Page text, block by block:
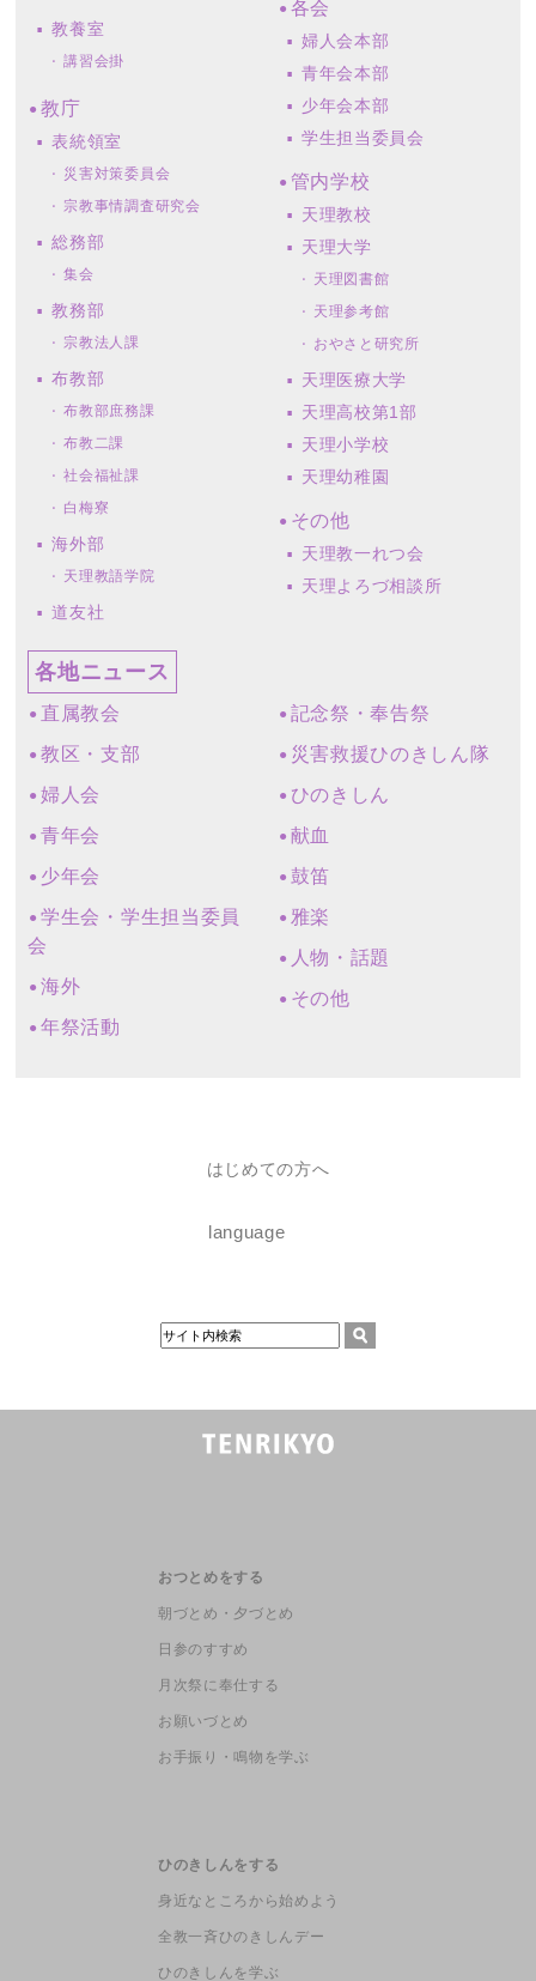
教養室
講習会掛
教庁
表統領室
災害対策委員会
宗教事情調査研究会
総務部
集会
教務部
宗教法人課
布教部
布教部庶務課
布教二課
社会福祉課
白梅寮
海外部
天理教語学院
道友社
各会
婦人会本部
青年会本部
少年会本部
学生担当委員会
管内学校
天理教校
天理大学
天理図書館
天理参考館
おやさと研究所
天理医療大学
天理高校第1部
天理小学校
天理幼稚園
その他
天理教一れつ会
天理よろづ相談所
各地ニュース
直属教会
教区・支部
婦人会
青年会
少年会
学生会・学生担当委員
会
海外
年祭活動
記念祭・奉告祭
災害救援ひのきしん隊
ひのきしん
献血
鼓笛
雅楽
人物・話題
その他
はじめての方へ
language
おつとめをする
朝づとめ・夕づとめ
日参のすすめ
月次祭に奉仕する
お願いづとめ
お手振り・鳴物を学ぶ
ひのきしんをする
身近なところから始めよう
全教一斉ひのきしんデー
ひのきしんを学ぶ